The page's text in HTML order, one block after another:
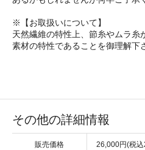
※【お取扱いについて】
天然繊維の特性上、節糸やムラ糸
素材の特性であることを御理解下
その他の詳細情報
販売価格 26,000円(税